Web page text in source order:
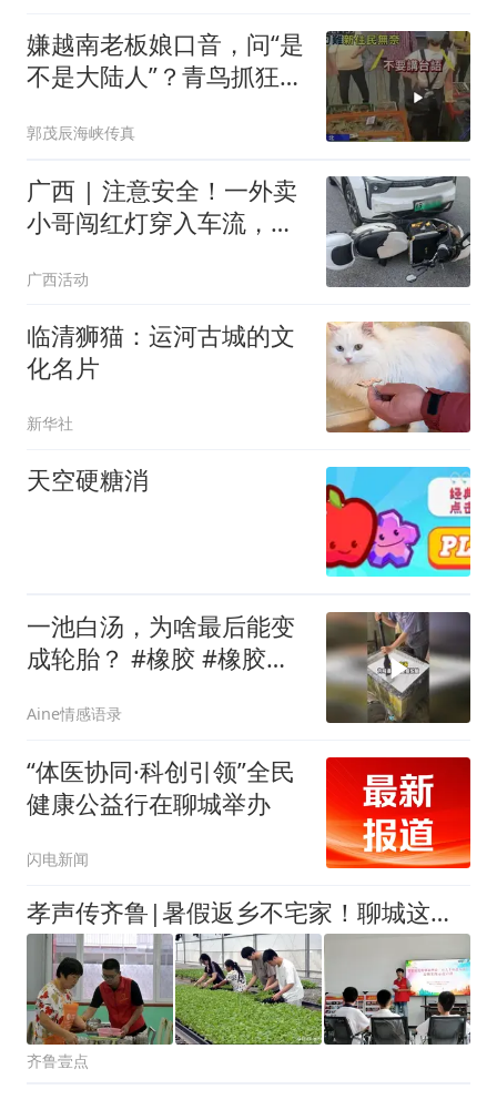
嫌越南老板娘口音，问“是
不是大陆人”？青鸟抓狂照
郭茂辰海峡传真
广西 | 注意安全！一外卖
小哥闯红灯穿入车流，结
广西活动
临清狮猫：运河古城的文
化名片
新华社
天空硬糖消
一池白汤，为啥最后能变
成轮胎？ #橡胶 #橡胶加
Aine情感语录
“体医协同·科创引领”全民
健康公益行在聊城举办
闪电新闻
孝声传齐鲁|暑假返乡不宅家！聊城这些大学生回村有点忙
齐鲁壹点